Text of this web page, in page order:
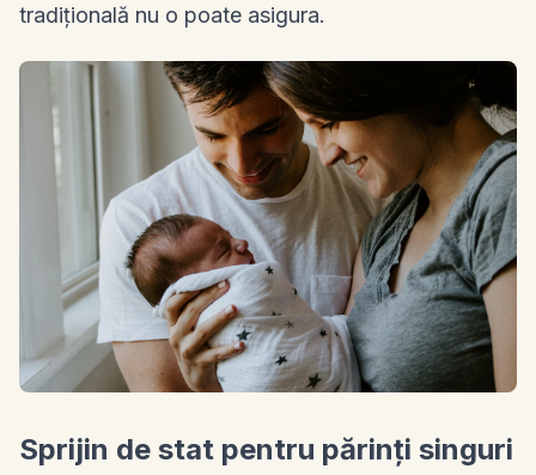
tradițională nu o poate asigura.
Sprijin de stat pentru părinți singuri